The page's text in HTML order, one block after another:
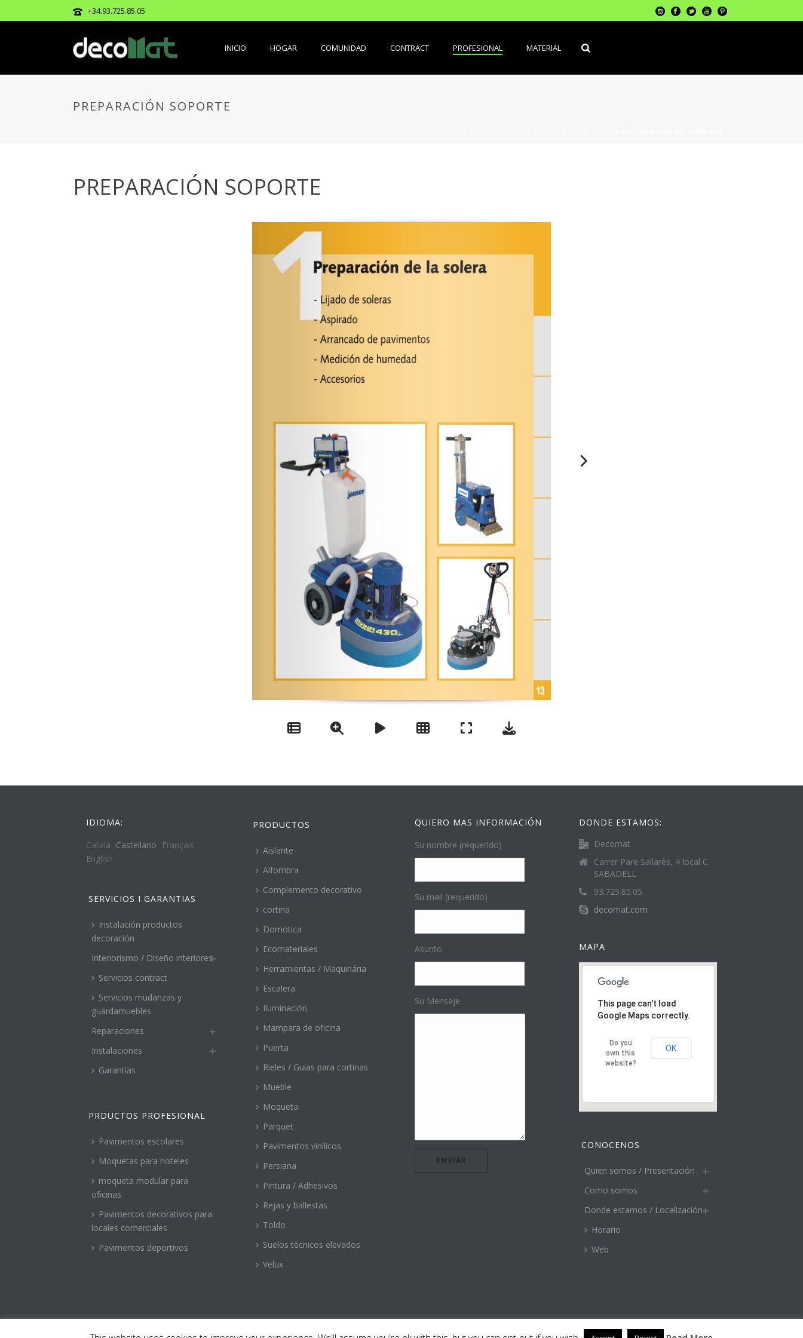
+34.93.725.85.05
INICIO HOGAR COMUNIDAD CONTRACT PROFESIONAL MATERIAL
PREPARACIÓN SOPORTE
PREPARACIÓN SOPORTE
IDIOMA:
Català Castellano
Français
English
SERVICIOS I GARANTIAS
Instalación productos
decoración
Interiorismo / Diseño interiores
Servicios contract
Servicios mudanzas y
guardamuebles
Reparaciones
Instalaciones
Garantías
PRDUCTOS PROFESIONAL
Pavimentos escolares
Moquetas para hoteles
moqueta modular para
oficinas
Pavimentos decorativos para
locales comerciales
Pavimentos deportivos
PRODUCTOS
Aislante
Alfombra
Complemento decorativo
cortina
Domótica
Ecomateriales
Herramientas / Maquinária
Escalera
Iluminación
Mampara de oficina
Puerta
Rieles / Guias para cortinas
Mueble
Moqueta
Parquet
Pavimentos vinílicos
Persiana
Pintura / Adhesivos
Rejas y ballestas
Toldo
Suelos tècnicos elevados
Velux
QUIERO MAS INFORMACIÓN
Su nombre (requerido)
Su mail (requerido)
Asunto
Su Mensaje
DONDE ESTAMOS:
Decomat
Carrer Pare Sallarès, 4 local C
SABADELL
93.725.85.05
decomat.com
MAPA
This page can't load
Google Maps correctly.
Do you
own this
website?
OK
CONOCENOS
Quien somos / Presentación
Como somos
Donde estamos / Localización
Horario
Web